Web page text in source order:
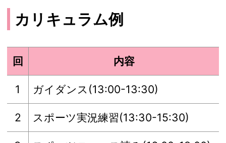
カリキュラム例
回 内容
1 ガイダンス(13:00-13:30)
2 スポーツ実況練習(13:30-15:30)